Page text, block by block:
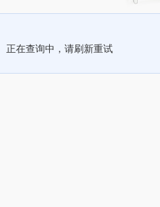
正在查询中，请刷新重试